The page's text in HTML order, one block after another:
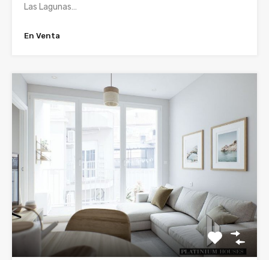
Las Lagunas…
En Venta